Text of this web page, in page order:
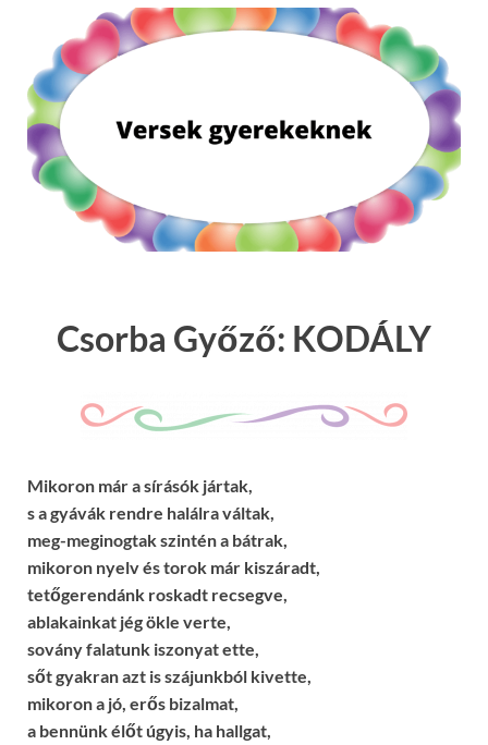
Csorba Győző: KODÁLY
Mikoron már a sírásók jártak,
s a gyávák rendre halálra váltak,
meg-meginogtak szintén a bátrak,
mikoron nyelv és torok már kiszáradt,
tetőgerendánk roskadt recsegve,
ablakainkat jég ökle verte,
sovány falatunk iszonyat ette,
sőt gyakran azt is szájunkból kivette,
mikoron a jó, erős bizalmat,
a bennünk élőt úgyis, ha hallgat,